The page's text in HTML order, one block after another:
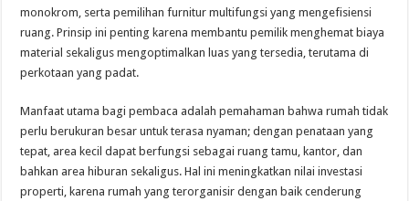
monokrom, serta pemilihan furnitur multifungsi yang mengefisiensi
ruang. Prinsip ini penting karena membantu pemilik menghemat biaya
material sekaligus mengoptimalkan luas yang tersedia, terutama di
perkotaan yang padat.
Manfaat utama bagi pembaca adalah pemahaman bahwa rumah tidak
perlu berukuran besar untuk terasa nyaman; dengan penataan yang
tepat, area kecil dapat berfungsi sebagai ruang tamu, kantor, dan
bahkan area hiburan sekaligus. Hal ini meningkatkan nilai investasi
properti, karena rumah yang terorganisir dengan baik cenderung